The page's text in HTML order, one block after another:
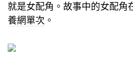
就是女配角。故事中的女配角
養網單次 。